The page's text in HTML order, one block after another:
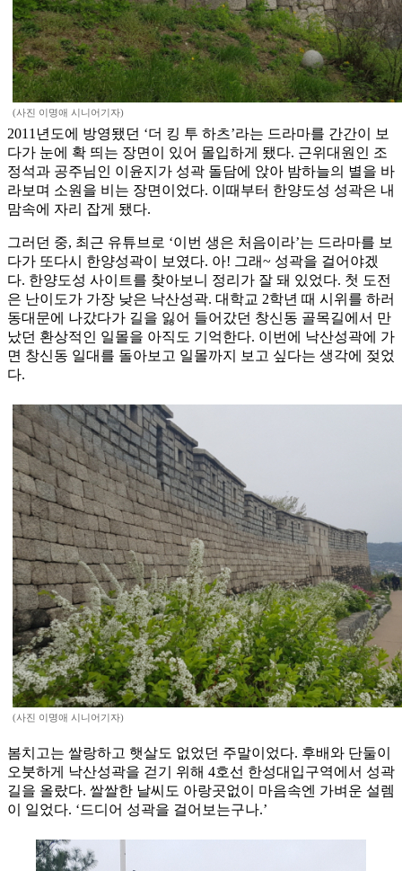
(사진 이명애 시니어기자)
2011년도에 방영됐던 ‘더 킹 투 하츠’라는 드라마를 간간이 보
다가 눈에 확 띄는 장면이 있어 몰입하게 됐다. 근위대원인 조
정석과 공주님인 이윤지가 성곽 돌담에 앉아 밤하늘의 별을 바
라보며 소원을 비는 장면이었다. 이때부터 한양도성 성곽은 내
맘속에 자리 잡게 됐다.
그러던 중, 최근 유튜브로 ‘이번 생은 처음이라’는 드라마를 보
다가 또다시 한양성곽이 보였다. 아! 그래~ 성곽을 걸어야겠
다. 한양도성 사이트를 찾아보니 정리가 잘 돼 있었다. 첫 도전
은 난이도가 가장 낮은 낙산성곽. 대학교 2학년 때 시위를 하러
동대문에 나갔다가 길을 잃어 들어갔던 창신동 골목길에서 만
났던 환상적인 일몰을 아직도 기억한다. 이번에 낙산성곽에 가
면 창신동 일대를 돌아보고 일몰까지 보고 싶다는 생각에 젖었
다.
(사진 이명애 시니어기자)
봄치고는 쌀랑하고 햇살도 없었던 주말이었다. 후배와 단둘이
오붓하게 낙산성곽을 걷기 위해 4호선 한성대입구역에서 성곽
길을 올랐다. 쌀쌀한 날씨도 아랑곳없이 마음속엔 가벼운 설렘
이 일었다. ‘드디어 성곽을 걸어보는구나.’